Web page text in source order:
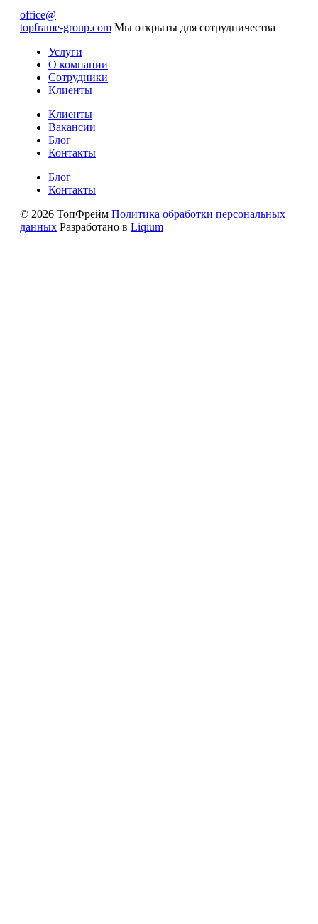
office@
topframe-group.com Мы открыты для сотрудничества
Услуги
О компании
Сотрудники
Клиенты
Клиенты
Вакансии
Блог
Контакты
Блог
Контакты
© 2026 ТопФрейм Политика обработки персональных
данных Разработано в Liqium